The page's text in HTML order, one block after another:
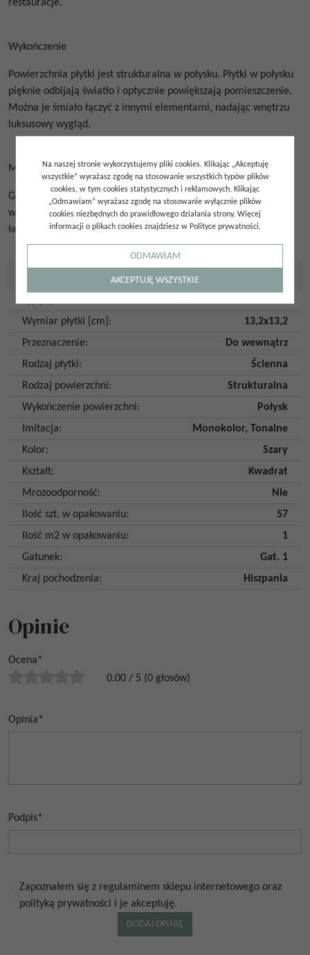
restauracje.
Wykończenie
Powierzchnia płytki jest strukturalna w połysku. Płytki w połysku
pięknie odbijają światło i optycznie powiększają pomieszczenie.
Można je śmiało łączyć z innymi elementami, nadając wnętrzu
luksusowy wygląd.
Materiał
Glazura przeznaczona jest do stosowania wyłącznie na ścianach
wewnątrz budynków.Materiał w postaci białej gliny jest lekki i
łatwy w obróbce.
Wymiar płytki [cm] :
13,2x13,2
Przeznaczenie:
Do wewnątrz
Rodzaj płytki:
Ścienna
Rodzaj powierzchni:
Strukturalna
Wykończenie powierzchni:
Połysk
Imitacja: Monokolor, Tonalne
Kolor:
Szary
Kształt:
Kwadrat
Mrozoodporność:
Nie
Ilość szt. w opakowaniu:
57
Ilość m2 w opakowaniu:
1
Gatunek:
Gat. 1
Kraj pochodzenia: Hiszpania
Opinie
Ocena*
0.00 / 5 (0 głosów)
Opinia*
Podpis*
Zapoznałem się z regulaminem sklepu internetowego oraz
polityką prywatności i je akceptuję.
Na naszej stronie wykorzystujemy pliki cookies. Klikając „Akceptuję
wszystkie” wyrażasz zgodę na stosowanie wszystkich typów plików
cookies, w tym cookies statystycznych i reklamowych. Klikając
„Odmawiam” wyrażasz zgodę na stosowanie wyłącznie plików
cookies niezbędnych do prawidłowego działania strony. Więcej
informacji o plikach cookies znajdziesz w Polityce prywatności.
ODMAWIAM
AKCEPTUJĘ WSZYSTKIE